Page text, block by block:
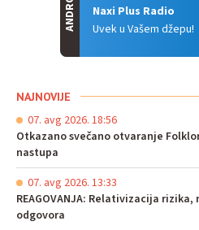
Naxi Plus Radio
Uvek u Vašem džepu!
NAJNOVIJE
07. avg 2026. 18:56
Otkazano svečano otvaranje
nastupa
07. avg 2026. 13:33
REAGOVANJA: Relativizacija
odgovora